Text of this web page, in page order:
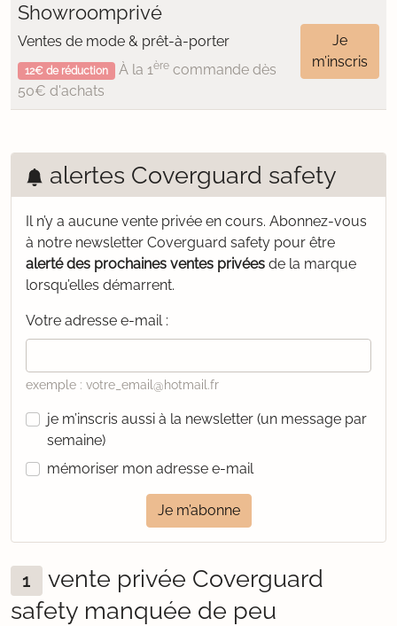
Showroomprivé
Ventes de mode & prêt-à-porter
12€ de réduction À la 1èrecommande dès
50€ d'achats
Je
m’inscris
alertes Coverguard safety
Il n’y a aucune vente privée en cours. Abonnez-vous
à notre newsletter Coverguard safety pour être
alerté des prochaines ventes privées de la marque
lorsqu’elles démarrent.
Votre adresse e-mail :
exemple : votre_email@hotmail.fr
je m’inscris aussi à la newsletter (un message par
semaine)
mémoriser mon adresse e-mail
Je m’abonne
1
vente privée Coverguard
safety manquée de peu